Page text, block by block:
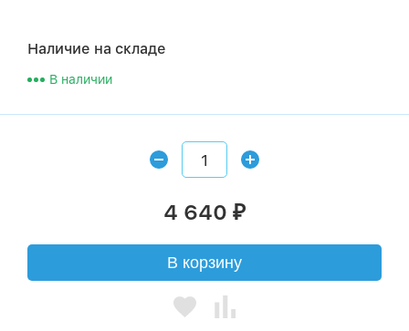
Наличие на складе
В наличии
4 640 ₽
В корзину